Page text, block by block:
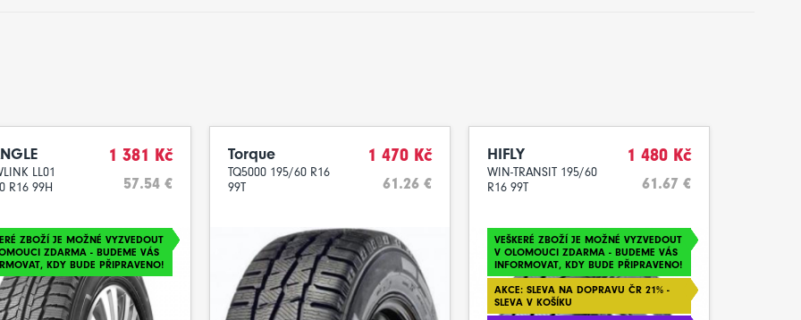
LL01
R16 99H
1 381 Kč
57.54 €
ZBOŽÍ JE MOŽNÉ VYZVEDOUT
ZDARMA - BUDEME VÁS
KDY BUDE PŘIPRAVENO!
Torque
TQ5000 195/60 R16
99T
1 470 Kč
61.26 €
HIFLY
WIN-TRANSIT 195/60
R16 99T
1 480 Kč
61.67 €
VEŠKERÉ ZBOŽÍ JE MOŽNÉ VYZVEDOUT
V OLOMOUCI ZDARMA - BUDEME VÁS
INFORMOVAT, KDY BUDE PŘIPRAVENO!
AKCE: SLEVA NA DOPRAVU ČR 21% -
SLEVA V KOŠÍKU